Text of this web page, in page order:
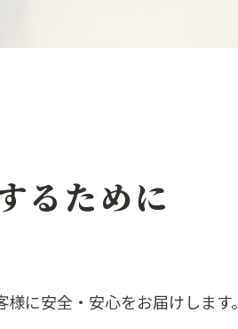
るために
に安全・安心をお届けします。